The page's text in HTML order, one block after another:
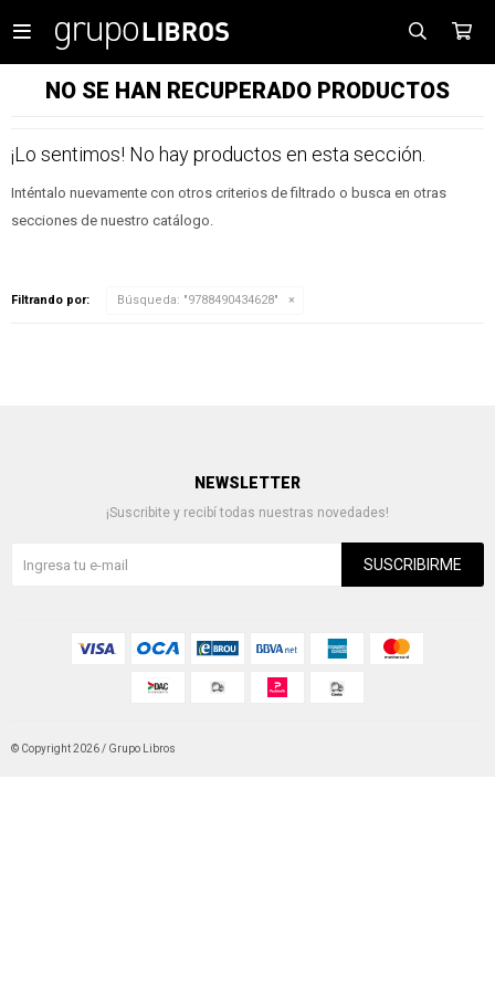

NO SE HAN RECUPERADO PRODUCTOS
¡Lo sentimos! No hay productos en esta sección.
Inténtalo nuevamente con otros criterios de filtrado o busca en otras
secciones de nuestro catálogo.
Filtrando por: Búsqueda: "9788490434628"
NEWSLETTER
¡Suscribite y recibí todas nuestras novedades!
SUSCRIBIRME
© Copyright 2026 / Grupo Libros